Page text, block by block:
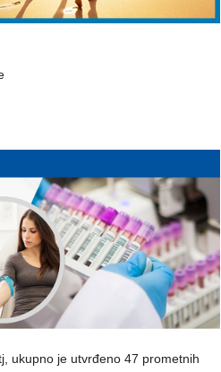
ukupno je utvrđeno 47 prometnih